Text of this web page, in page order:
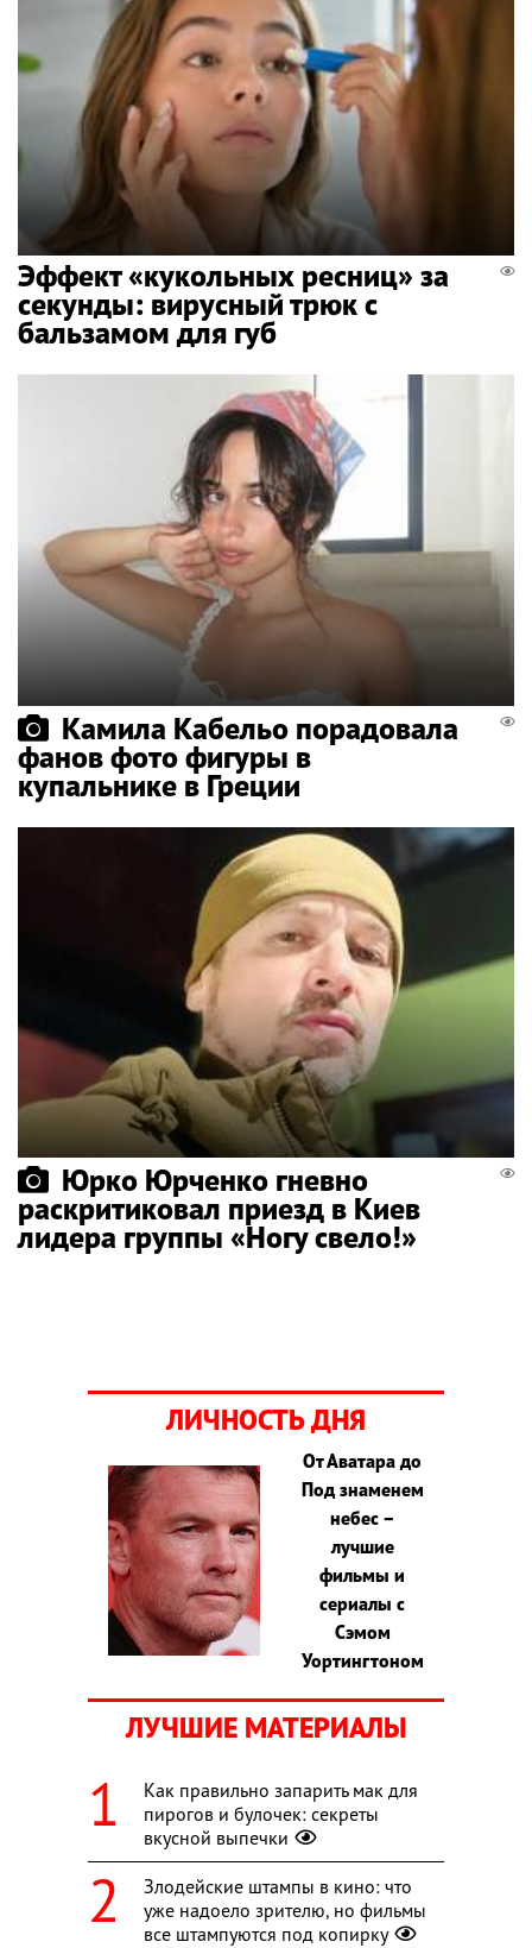
Эффект «кукольных ресниц» за
секунды: вирусный трюк с
бальзамом для губ
Камила Кабельо порадовала
фанов фото фигуры в
купальнике в Греции
Юрко Юрченко гневно
раскритиковал приезд в Киев
лидера группы «Ногу свело!»
ЛИЧНОСТЬ ДНЯ
От Аватара до
Под знаменем
небес –
лучшие
фильмы и
сериалы с
Сэмом
Уортингтоном
ЛУЧШИЕ МАТЕРИАЛЫ
Как правильно запарить мак для
пирогов и булочек: секреты
вкусной выпечки
Злодейские штампы в кино: что
уже надоело зрителю, но фильмы
все штампуются под копирку